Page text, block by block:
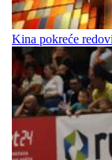
Kina pokreće